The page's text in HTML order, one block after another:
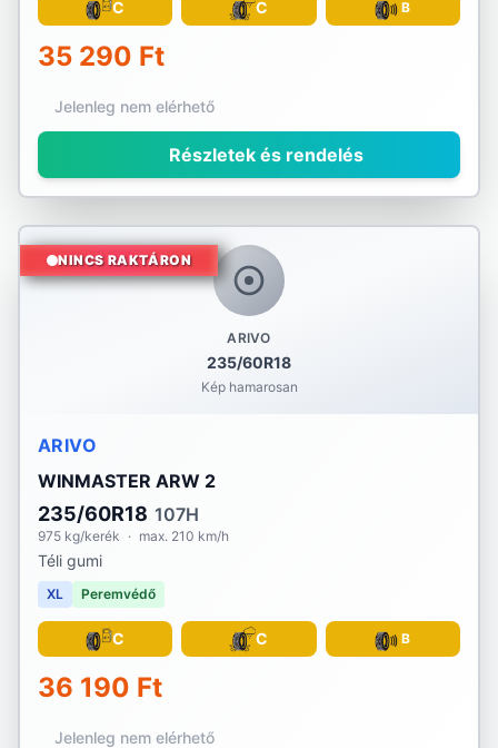
C C B
35 290 Ft
Jelenleg nem elérhető
Részletek és rendelés
ARIVO
235/60R18
Kép hamarosan
NINCS RAKTÁRON
ARIVO
WINMASTER ARW 2
235/60R18 107H
975 kg/kerék · max. 210 km/h
Téli gumi
XL Peremvédő
C C B
36 190 Ft
Jelenleg nem elérhető